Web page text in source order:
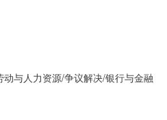
与人力资源/争议解决/银行与金融